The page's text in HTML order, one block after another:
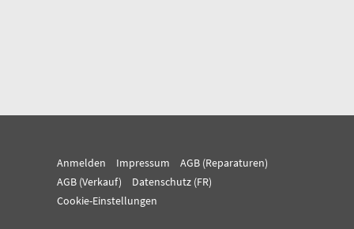
Anmelden Impressum
AGB (Reparaturen)
AGB (Verkauf)
Datenschutz (FR)
Cookie-Einstellungen